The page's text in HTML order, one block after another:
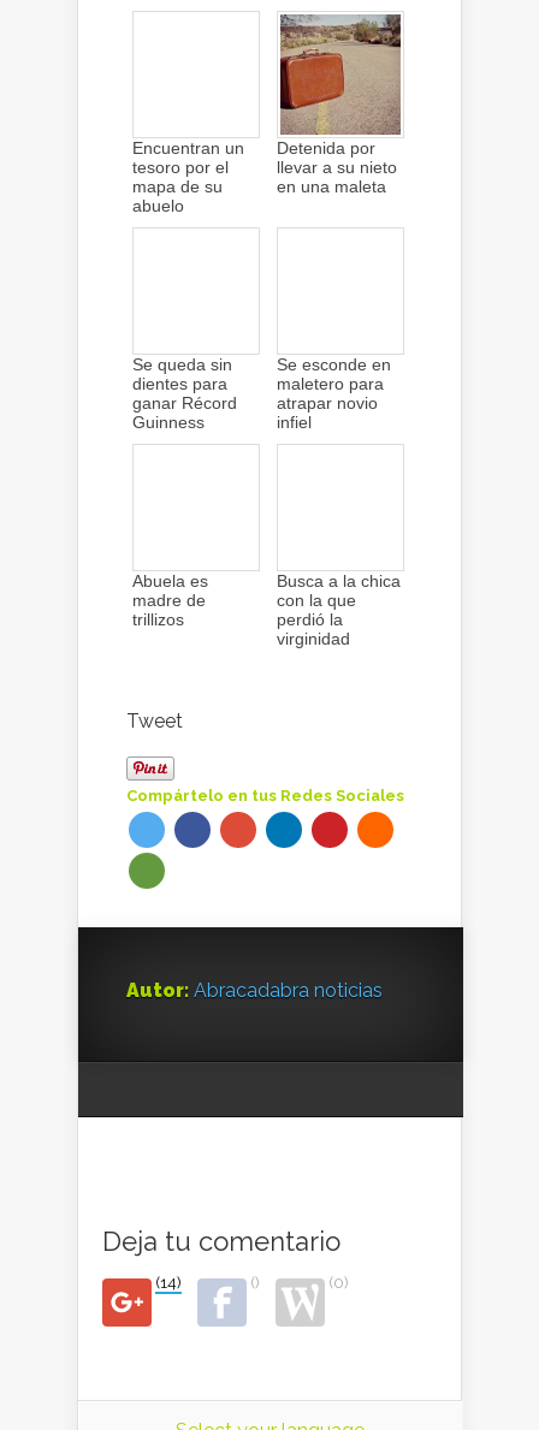
Encuentran un
tesoro por el
mapa de su
abuelo
Detenida por
llevar a su nieto
en una maleta
Se queda sin
dientes para
ganar Récord
Guinness
Se esconde en
maletero para
atrapar novio
infiel
Abuela es
madre de
trillizos
Busca a la chica
con la que
perdió la
virginidad
Tweet
Compártelo en tus Redes Sociales
Autor: Abracadabra noticias
Deja tu comentario
(14) () (0)